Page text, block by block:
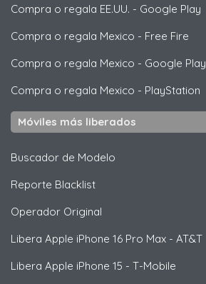
Compra o regala EE.UU. - Google Play
Compra o regala Mexico - Free Fire
Compra o regala Mexico - Google Play
Compra o regala Mexico - PlayStation
Móviles más liberados
Buscador de Modelo
Reporte Blacklist
Operador Original
Libera Apple iPhone 16 Pro Max - AT&T
Libera Apple iPhone 15 - T-Mobile